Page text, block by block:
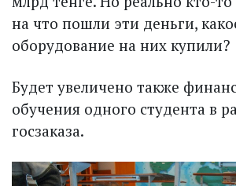
на что пошли эти деньги,
оборудование на них купили?
Будет увеличено также
обучения одного студента в
госзаказа.